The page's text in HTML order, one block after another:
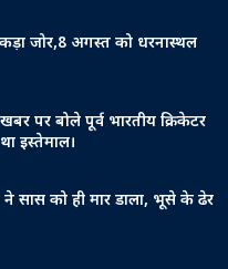
जोर,8 अगस्त को धरनास्थल
खबर पर बोले पूर्व भारतीय क्रिकेटर
इस्तेमाल।
सास को ही मार डाला, भूसे के ढेर